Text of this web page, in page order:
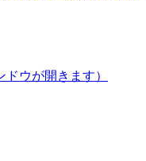
ドウが開きます）